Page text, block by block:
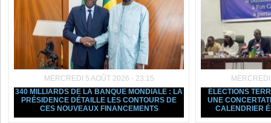
MERCREDI 5 AOÛT 2026 - 23:15
340 MILLIARDS DE LA BANQUE MONDIALE : LA
PRÉSIDENCE DÉTAILLE LES CONTOURS DE
CES NOUVEAUX FINANCEMENTS
ÉLECTIONS
UNE
CALENDRIER